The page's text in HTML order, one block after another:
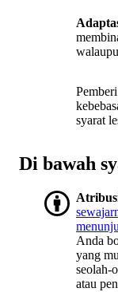
syarat
Di bawah
Anda
yang
seolah-
atau